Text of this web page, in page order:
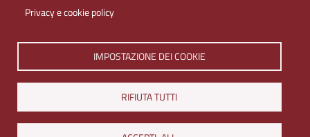
Privacy e cookie policy
IMPOSTAZIONE DEI COOKIE
RIFIUTA TUTTI
Università di Napoli L'Orientale. Palazzo Du Mesnil -
Via Chiatamone 61/62 - 80121 Napoli
Tel. +390816909000 | Partita IVA 00297640633 | PEC:
ateneo@pec.unior.it
Iscrizione al REA - CCIAA di Napoli n. NA-1112377